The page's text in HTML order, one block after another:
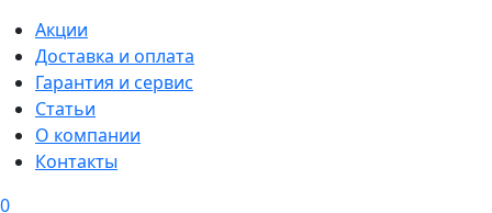
Акции
Доставка и оплата
Гарантия и сервис
Статьи
О компании
Контакты
0